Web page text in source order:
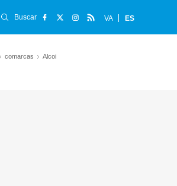
Buscar VA ES
comarcas Alcoi